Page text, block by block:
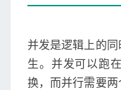
并发是逻辑上的
生。并发可以跑
换，而并行需要